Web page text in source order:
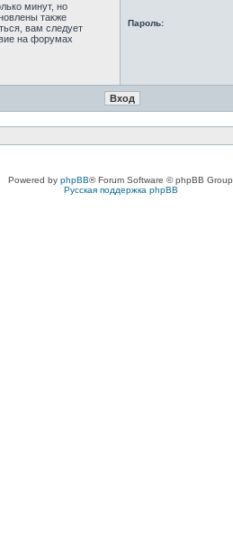
минут, но
также
вам следует
на форумах
Пароль:
Powered by phpBB® Forum Software © phpBB Group
Русская поддержка phpBB